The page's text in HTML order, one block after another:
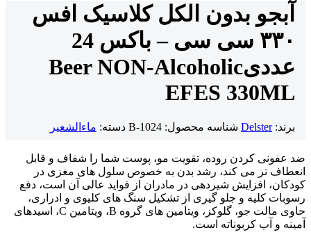
آبجو بدون الکل کلاسیک افس
۳۳۰ سی سی – باکس 24
عددیBeer NON-Alcoholic
EFES 330ML
برند:Delster شناسه محصول: B-1024 دسته: ماءالشعیر
ضد عفونی کردن روده، تقویت مو، پوست شما را شفاف و قابل
انعطاف تر می کند، رشد بدن به خصوص سلول های مغزی در
کودکان، افزایش شیردهی در مادران از فواید عالی آن است، دفع
رسوبات کلیه و جلو گیری از تشکیل سنگ های کلیوی و ادراری،
حاوی مالت جو، گلوکز، ویتامین های گروه B، ویتامین C، اسیدهای
آمینه و آب کربوناته است.